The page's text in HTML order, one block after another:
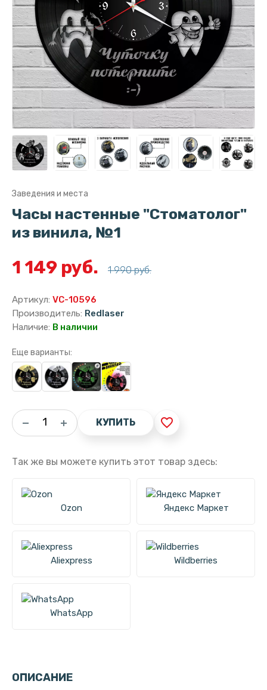
Заведения и места
Часы настенные "Стоматолог"
из винила, №1
1 149 руб. 1 990 руб.
Артикул: VC-10596
Производитель: Redlaser
Наличие: В наличии
Еще варианты:
КУПИТЬ favorite_border
Так же вы можете купить этот товар здесь:
Ozon Яндекс Маркет
Aliexpress Wildberries
WhatsApp
ОПИСАНИЕ